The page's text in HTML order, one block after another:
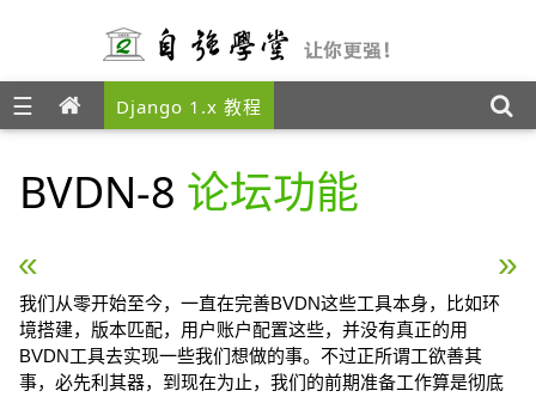
☰ Django 1.x 教程
BVDN-8 论坛功能
« BVDN-7 数据迁移 Django 部署基础 »
我们从零开始至今，一直在完善BVDN这些工具本身，比如环
境搭建，版本匹配，用户账户配置这些，并没有真正的用
BVDN工具去实现一些我们想做的事。不过正所谓工欲善其
事，必先利其器，到现在为止，我们的前期准备工作算是彻底